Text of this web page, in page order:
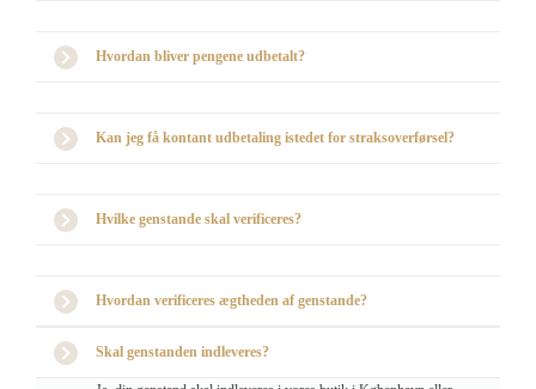
Hvordan bliver pengene udbetalt?
Kan jeg få kontant udbetaling istedet for straksoverførsel?
Hvilke genstande skal verificeres?
Hvordan verificeres ægtheden af genstande?
Skal genstanden indleveres?